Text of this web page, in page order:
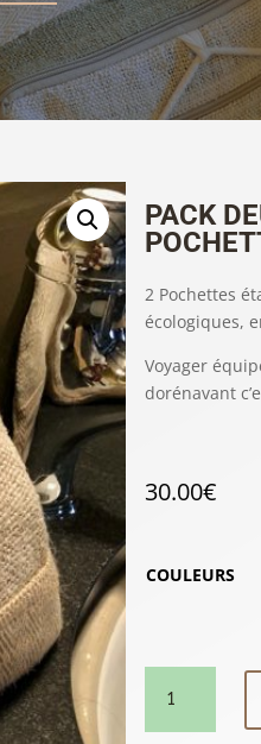
PACK
2 Pochettes
écologiques,
Voyager
dorénavant
30.00€
COULEURS